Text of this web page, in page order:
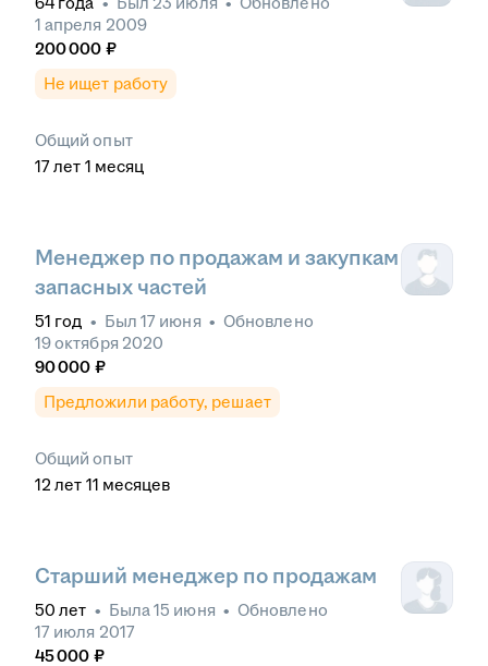
1 апреля 2009
200 000 ₽
Не ищет работу
Общий опыт
17лет 1 месяц
Менеджер по продажам и закупкам
запасных частей
51 год • Был 17 июня • Обновлено
19 октября 2020
90 000 ₽
Предложили работу, решает
Общий опыт
12 лет 11 месяцев
Старший менеджер по продажам
50 лет • Была15 июня • Обновлено
17 июля 2017
45 000 ₽